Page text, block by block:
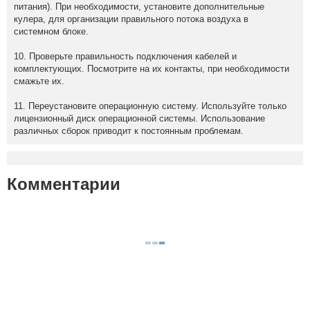
питания). При необходимости, установите дополнительные
кулера, для организации правильного потока воздуха в
системном блоке.
10. Проверьте правильность подключения кабелей и
комплектующих. Посмотрите на их контакты, при необходимости
смажьте их.
11. Переустановите операционную систему. Используйте только
лицензионный диск операционной системы. Использование
различных сборок приводит к постоянным проблемам.
Комментарии